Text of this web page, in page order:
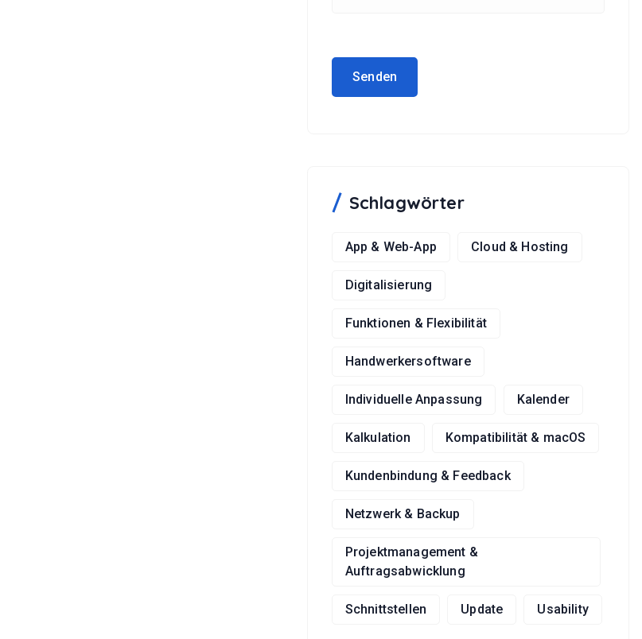
Schlagwörter
App & Web-App Cloud & Hosting
Digitalisierung
Funktionen & Flexibilität
Handwerkersoftware
Individuelle Anpassung Kalender
Kalkulation Kompatibilität & macOS
Kundenbindung & Feedback
Netzwerk & Backup
Projektmanagement &
Auftragsabwicklung
Schnittstellen Update Usability